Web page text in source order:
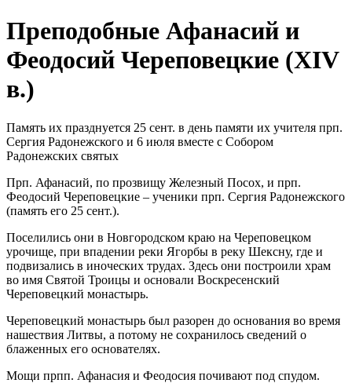
Преподобные Афанасий и
Феодосий Череповецкие (XIV
в.)
Память их празднуется 25 сент. в день памяти их учителя прп.
Сергия Радонежского и 6 июля вместе с Собором
Радонежских святых
Прп. Афанасий, по прозвищу Железный Посох, и прп.
Феодосий Череповецкие – ученики прп. Сергия Радонежского
(память его 25 сент.).
Поселились они в Новгородском краю на Череповецком
урочище, при впадении реки Ягорбы в реку Шексну, где и
подвизались в иноческих трудах. Здесь они построили храм
во имя Святой Троицы и основали Воскресенский
Череповецкий монастырь.
Череповецкий монастырь был разорен до основания во время
нашествия Литвы, а потому не сохранилось сведений о
блаженных его основателях.
Мощи прпп. Афанасия и Феодосия почивают под спудом.